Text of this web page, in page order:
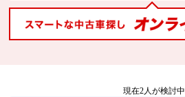
現在2人が検討中